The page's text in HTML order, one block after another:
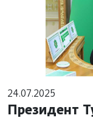
24.07.2025
Президент